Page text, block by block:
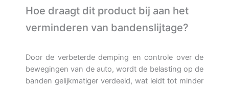
Hoe draagt dit product bij aan het
verminderen van bandenslijtage?
Door de verbeterde demping en controle over de
bewegingen van de auto, wordt de belasting op de
banden gelijkmatiger verdeeld, wat leidt tot minder